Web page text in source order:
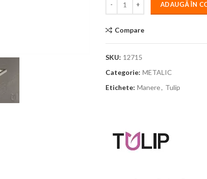
ADAUGĂ ÎN
Compare
SKU: 12715
Categorie: METALIC
Etichete: Manere, Tulip